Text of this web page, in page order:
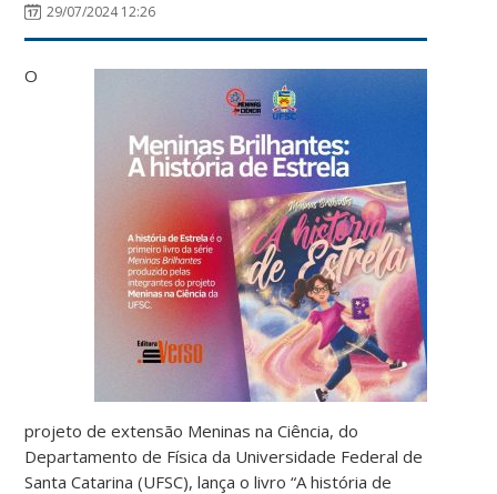
29/07/2024 12:26
O
projeto de extensão Meninas na Ciência,do
Departamento de Física da Universidade Federal de
Santa Catarina (UFSC), lança o livro “A história de